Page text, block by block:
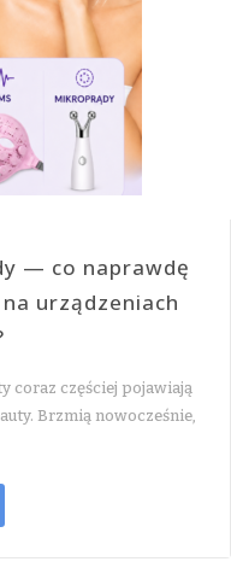
— co naprawdę
urządzeniach
coraz częściej pojawiają
Brzmią nowocześnie,